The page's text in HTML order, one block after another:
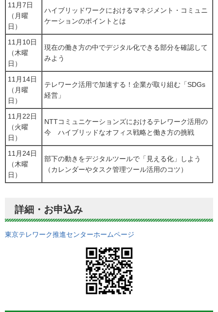
11月7日
（月曜
日）
ハイブリッドワークにおけるマネジメント・コミュニ
ケーションのポイントとは
11月10日
（木曜
日）
現在の働き方の中でデジタル化できる部分を確認して
みよう
11月14日
（月曜
日）
テレワーク活用で加速する！企業が取り組む「SDGs
経営」
11月22日
（火曜
日）
NTTコミュニケーションズにおけるテレワーク活用の
今 ハイブリッドなオフィス戦略と働き方の挑戦
11月24日
（木曜
日）
部下の動きをデジタルツールで「見える化」しよう
（カレンダーやタスク管理ツール活用のコツ）
詳細・お申込み
東京テレワーク推進センターホームページ